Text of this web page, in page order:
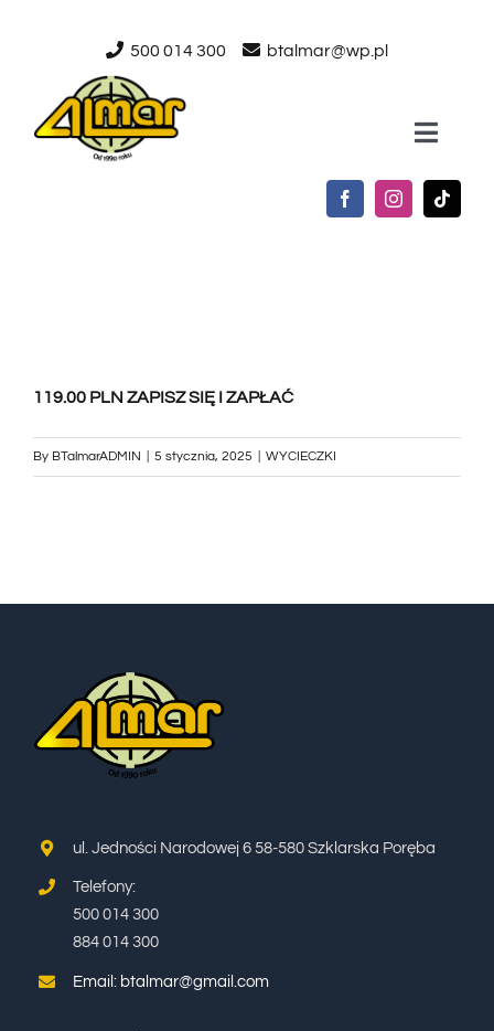
zawartości
500 014 300 btalmar@wp.pl
Toggle
AKTUALNOŚCI
KONTAKT
119.00 PLN ZAPISZ SIĘ I ZAPŁAĆ
By BTalmarADMIN 5 stycznia, 2025 WYCIECZKI
ul. Jedności Narodowej 6 58-580 Szklarska Poręba
Telefony:
500 014 300
884 014 300
Email: btalmar@gmail.com